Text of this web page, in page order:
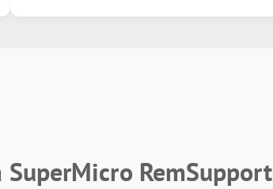
SuperMicro RemSupport